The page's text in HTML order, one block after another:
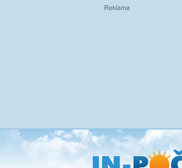
Přejít
na
hlavní
obsah